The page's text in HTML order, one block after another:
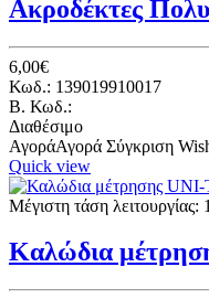
Ακροδέκτες
6,00€
Κωδ.: 139019910017
B. Κωδ.:
Διαθέσιμο
ΑγοράΑγορά Σύγκριση
Quick view
Μέγιστη τάση λειτουργίας:
Καλώδια